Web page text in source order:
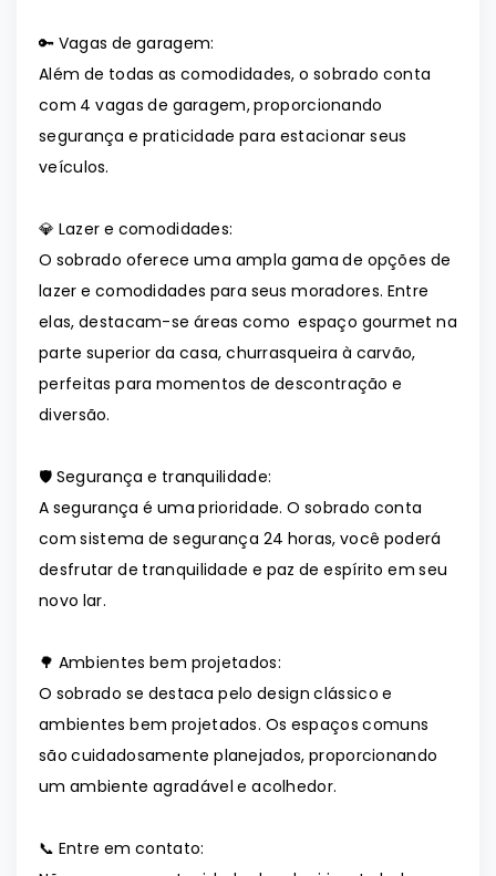
🔑 Vagas de garagem:
Além de todas as comodidades, o sobrado conta
com 4 vagas de garagem, proporcionando
segurança e praticidade para estacionar seus
veículos.
💎 Lazer e comodidades:
O sobrado oferece uma ampla gama de opções de
lazer e comodidades para seus moradores. Entre
elas, destacam-se áreas como espaço gourmet na
parte superior da casa, churrasqueira à carvão,
perfeitas para momentos de descontração e
diversão.
🛡️ Segurança e tranquilidade:
A segurança é uma prioridade. O sobrado conta
com sistema de segurança 24 horas, você poderá
desfrutar de tranquilidade e paz de espírito em seu
novo lar.
🌳 Ambientes bem projetados:
O sobrado se destaca pelo design clássico e
ambientes bem projetados. Os espaços comuns
são cuidadosamente planejados, proporcionando
um ambiente agradável e acolhedor.
📞 Entre em contato: